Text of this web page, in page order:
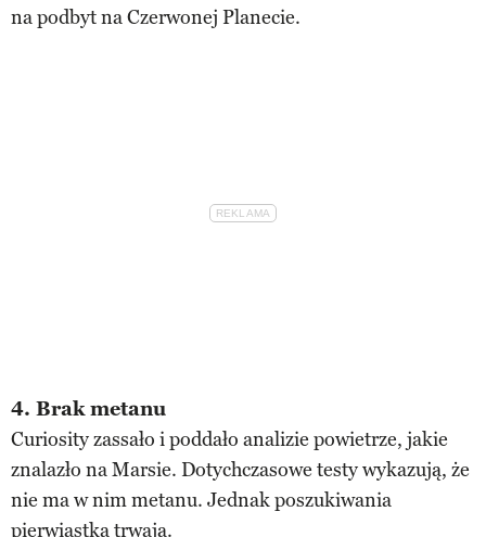
na podbyt na Czerwonej Planecie.
4. Brak metanu
Curiosity zassało i poddało analizie powietrze, jakie
znalazło na Marsie. Dotychczasowe testy wykazują, że
nie ma w nim metanu. Jednak poszukiwania
pierwiastka trwają.